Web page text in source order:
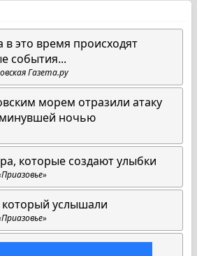
в это время происходят
события...
Газета.ру
морем отразили атаку
ночью
которые создают улыбки
который услышали